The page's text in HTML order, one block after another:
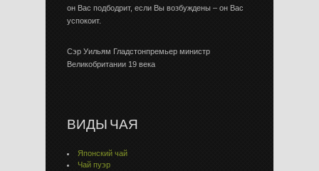
он Вас подбодрит, если Вы возбуждены – он Вас
успокоит.
Сэр Уильям Гладстонпремьер министр
Великобритании 19 века
ВИДЫ ЧАЯ
Японский чай
Чай пуэр